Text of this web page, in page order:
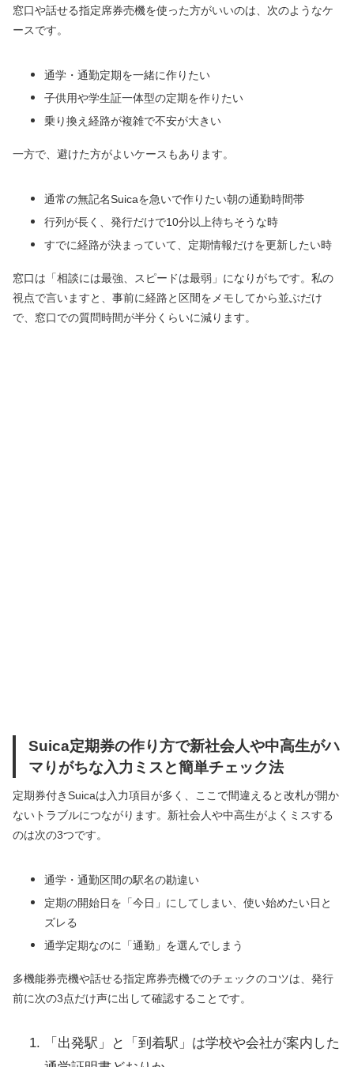
窓口や話せる指定席券売機を使った方がいいのは、次のようなケ
ースです。
通学・通勤定期を一緒に作りたい
子供用や学生証一体型の定期を作りたい
乗り換え経路が複雑で不安が大きい
一方で、避けた方がよいケースもあります。
通常の無記名Suicaを急いで作りたい朝の通勤時間帯
行列が長く、発行だけで10分以上待ちそうな時
すでに経路が決まっていて、定期情報だけを更新したい時
窓口は「相談には最強、スピードは最弱」になりがちです。私の
視点で言いますと、事前に経路と区間をメモしてから並ぶだけ
で、窓口での質問時間が半分くらいに減ります。
Suica定期券の作り方で新社会人や中高生がハ
マりがちな入力ミスと簡単チェック法
定期券付きSuicaは入力項目が多く、ここで間違えると改札が開か
ないトラブルにつながります。新社会人や中高生がよくミスする
のは次の3つです。
通学・通勤区間の駅名の勘違い
定期の開始日を「今日」にしてしまい、使い始めたい日と
ズレる
通学定期なのに「通勤」を選んでしまう
多機能券売機や話せる指定席券売機でのチェックのコツは、発行
前に次の3点だけ声に出して確認することです。
「出発駅」と「到着駅」は学校や会社が案内した